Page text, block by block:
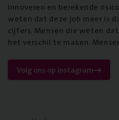
innoveren en berekende
weten dat deze job meer is
cijfers. Mensen die weten
het verschil te maken.
Volg ons op instagram